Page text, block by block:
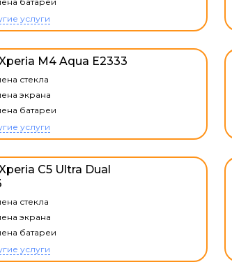
услуги
M4 Aqua E2333
стекла
экрана
батареи
услуги
C5 Ultra Dual
стекла
экрана
батареи
услуги